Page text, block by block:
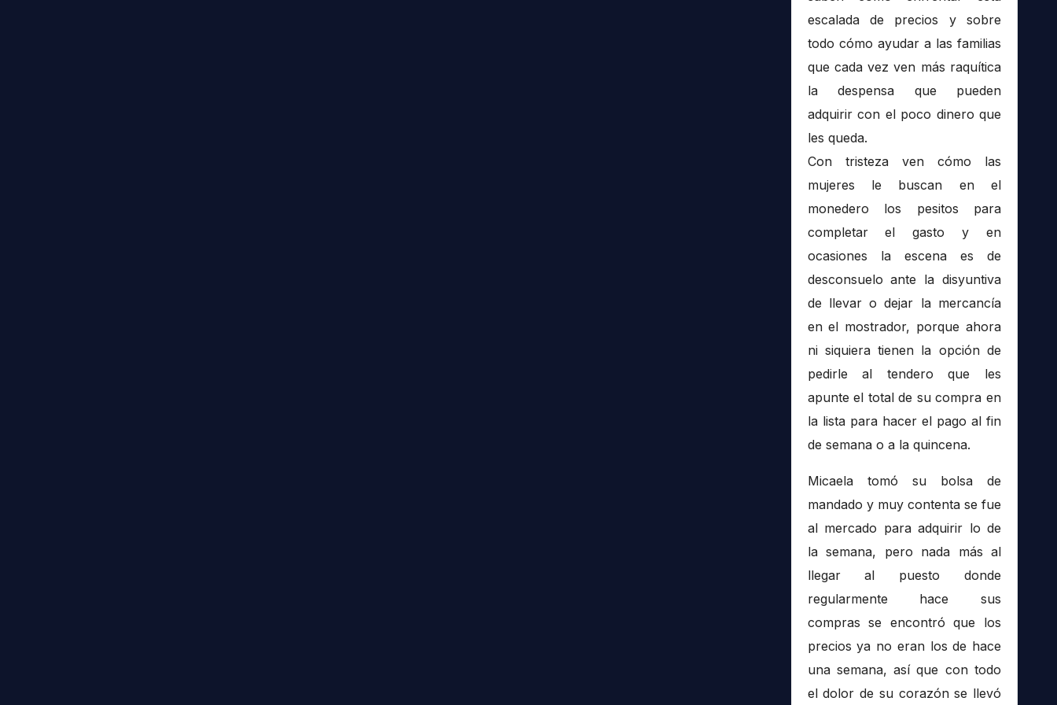
escalada de precios y sobre
todo cómo ayudar a las familias
que cada vez ven más raquítica
la despensa que pueden
adquirir con el poco dinero que
les queda.
Con tristeza ven cómo las
mujeres le buscan en el
monedero los pesitos para
completar el gasto y en
ocasiones la escena es de
desconsuelo ante la disyuntiva
de llevar o dejar la mercancía
en el mostrador, porque ahora
ni siquiera tienen la opción de
pedirle al tendero que les
apunte el total de su compra en
la lista para hacer el pago al fin
de semana o a la quincena.
Micaela tomó su bolsa de
mandado y muy contenta se fue
al mercado para adquirir lo de
la semana, pero nada más al
llegar al puesto donde
regularmente hace sus
compras se encontró que los
precios ya no eran los de hace
una semana, así que con todo
el dolor de su corazón se llevó